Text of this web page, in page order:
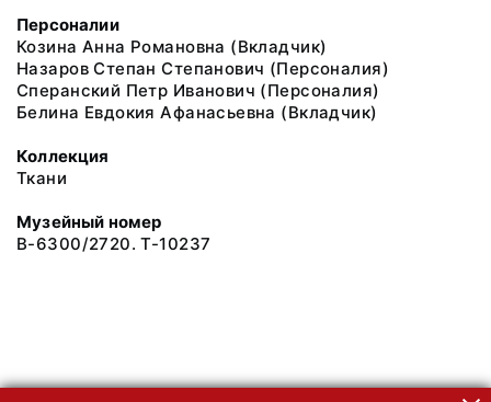
Персоналии
Козина Анна Романовна (Вкладчик)
Назаров Степан Степанович (Персоналия)
Сперанский Петр Иванович (Персоналия)
Белина Евдокия Афанасьевна (Вкладчик)
Коллекция
Ткани
Музейный номер
В-6300/2720. Т-10237